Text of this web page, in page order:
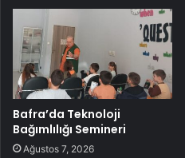
Bafra’da Teknoloji
Bağımlılığı Semineri
Ağustos 7, 2026